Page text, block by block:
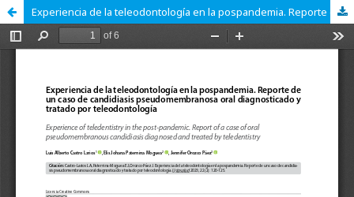
Experiencia de la teleodontología en la pospandemia. Reporte de un caso de candidiasis pseudomembranosa oral diagnosticado y tratado por teleodontología